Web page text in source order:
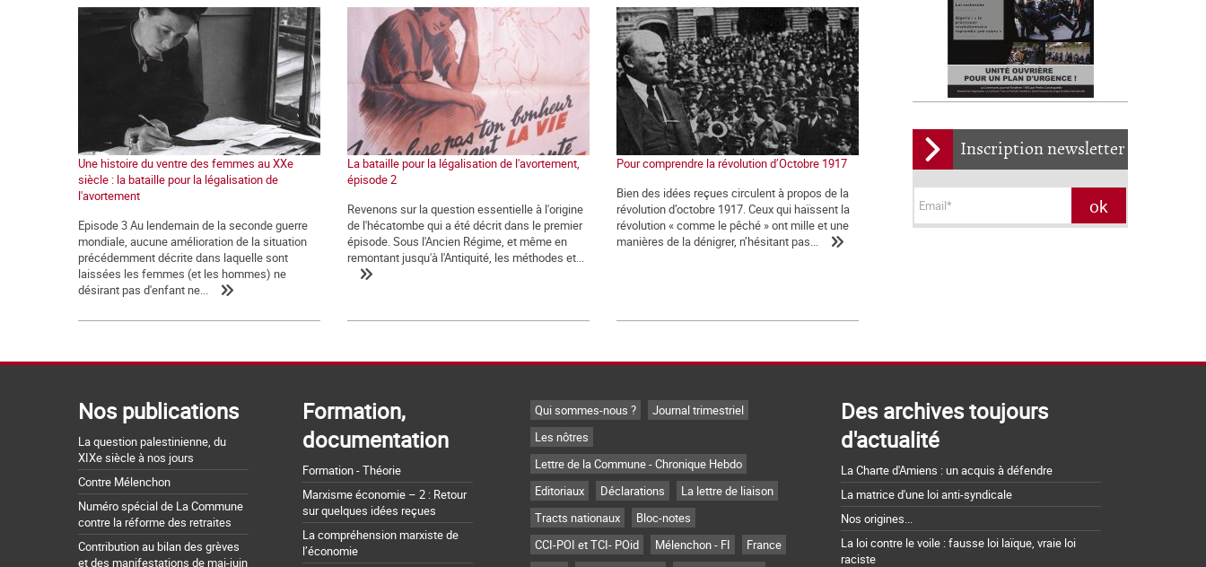
Inscription newsletter
Une histoire du ventre des femmes au XXe
siècle : la bataille pour la légalisation de
l'avortement
Episode 3 Au lendemain de la seconde guerre
mondiale, aucune amélioration de la situation
précédemment décrite dans laquelle sont
laissées les femmes (et les hommes) ne
désirant pas d'enfant ne...
La bataille pour la légalisation de l'avortement,
épisode 2
Revenons sur la question essentielle à l'origine
de l'hécatombe qui a été décrit dans le premier
épisode. Sous l'Ancien Régime, et même en
remontant jusqu'à l'Antiquité, les méthodes et...
Pour comprendre la révolution d’Octobre 1917
Bien des idées reçues circulent à propos de la
révolution d’octobre 1917. Ceux qui haïssent la
révolution « comme le pêché » ont mille et une
manières de la dénigrer, n’hésitant pas...
Nos publications
La question palestinienne, du
XIXe siècle à nos jours
Contre Mélenchon
Numéro spécial de La Commune
contre la réforme des retraites
Contribution au bilan des grèves
et des manifestations de mai-juin
Formation,
documentation
Formation - Théorie
Marxisme économie – 2 : Retour
sur quelques idées reçues
La compréhension marxiste de
l’économie
Qui sommes-nous ?
Journal trimestriel
Les nôtres
Lettre de la Commune - Chronique Hebdo
Editoriaux
Déclarations
La lettre de liaison
Tracts nationaux
Bloc-notes
CCI-POI et TCI- POid
Mélenchon - FI
France
Des archives toujours
d'actualité
La Charte d'Amiens : un acquis à défendre
La matrice d'une loi anti-syndicale
Nos origines...
La loi contre le voile : fausse loi laïque, vraie loi
raciste